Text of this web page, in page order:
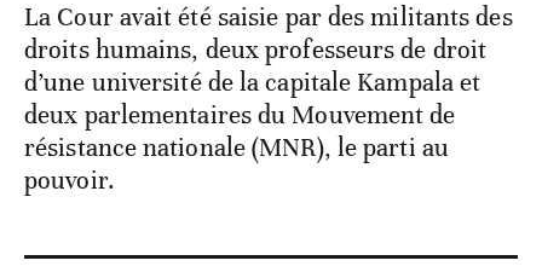
La Cour avait été saisie par des militants des
droits humains, deux professeurs de droit
d’une université de la capitale Kampala et
deux parlementaires du Mouvement de
résistance nationale (MNR), le parti au
pouvoir.